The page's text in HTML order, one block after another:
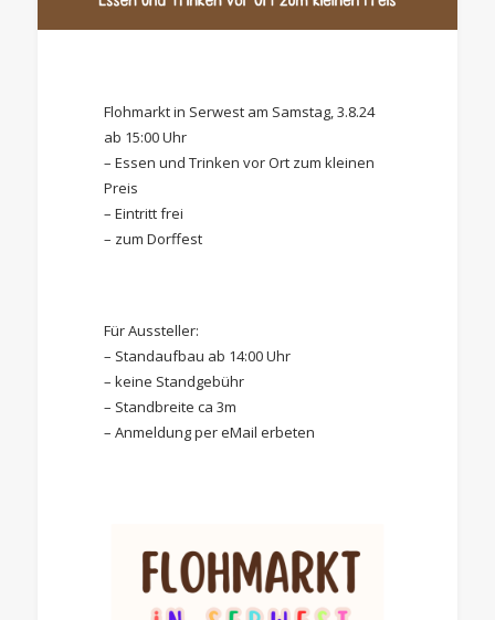
Flohmarkt in Serwest am Samstag, 3.8.24
ab 15:00 Uhr
– Essen und Trinken vor Ort zum kleinen
Preis
– Eintritt frei
– zum Dorffest
Für Aussteller:
– Standaufbau ab 14:00 Uhr
– keine Standgebühr
– Standbreite ca 3m
– Anmeldung per eMail erbeten